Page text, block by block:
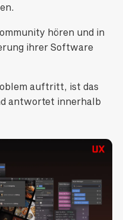
hören und in
ihrer Software
auftritt, ist das
antwortet innerhalb